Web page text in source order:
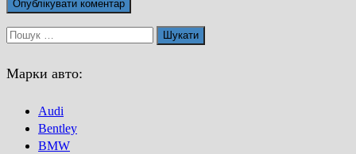
Пошук:
Марки авто:
Audi
Bentley
BMW